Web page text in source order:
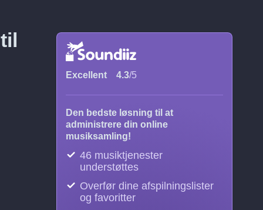
Excellent 4.3/5
Den bedste løsning til at
administrere din online
musiksamling!
46 musiktjenester
understøttes
Overfør dine afspilningslister
og favoritter